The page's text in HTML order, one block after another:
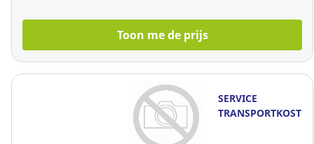
Toon me de prijs
SERVICE
TRANSPORTKOSTEN